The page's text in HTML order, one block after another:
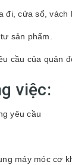
đi, cửa sổ, vách
sản phẩm.
cầu của quản
việc:
yêu cầu
máy móc cơ